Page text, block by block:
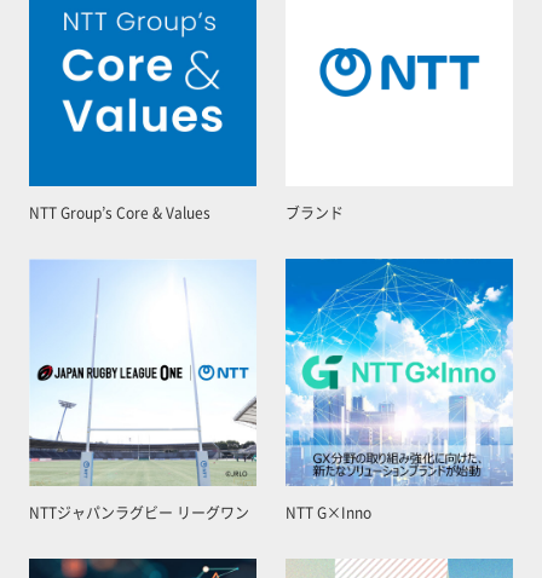
NTT Group’s Core & Values ブランド
NTTジャパンラグビー リーグワン NTT G×Inno